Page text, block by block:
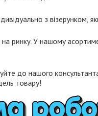
з візерунком,
ринку. У нашому
до нашого
товару!